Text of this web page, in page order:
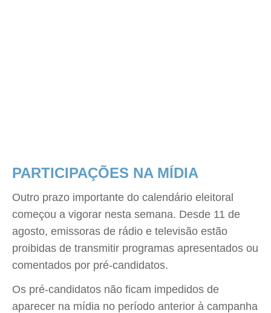
PARTICIPAÇÕES NA MÍDIA
Outro prazo importante do calendário eleitoral
começou a vigorar nesta semana. Desde 11 de
agosto, emissoras de rádio e televisão estão
proibidas de transmitir programas apresentados ou
comentados por pré-candidatos.
Os pré-candidatos não ficam impedidos de
aparecer na mídia no período anterior à campanha